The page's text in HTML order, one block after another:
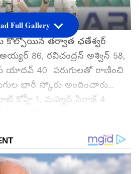
కోల్పోయిన తర్వాత ఛతేశ్వర్
86, రవిచంద్రన్ అశ్విన్ 58,
యాదవ్ 40 పరుగులతో రాణించి
భారీ స్కోరు అందించారు...
కోహ్లీ 1, మహ్మద్ సిరాజ్ 4
సమాచారం కోసం ఏసియానెట్ తెలుగు
సోర్స్ గా ఎంచుకోండి
Full Gallery